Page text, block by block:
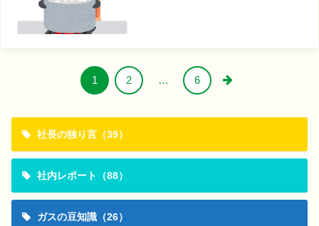
1 2 … 6
社長の独り言（39）
社内レポート（88）
ガスの豆知識（26）